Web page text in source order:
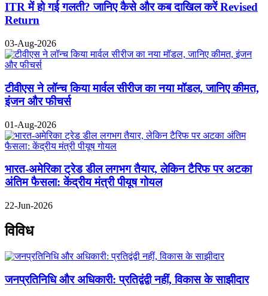
ITR में हो गई गलती? जानिए कैसे और कब दाखिल करें Revised
Return
03-Aug-2026
टीवीएस ने लॉन्च किया मार्वल सीरीज का नया मॉडल, जानिए कीमत,
इंजन और फीचर्स
01-Aug-2026
भारत-अमेरिका ट्रेड डील लगभग तैयार, लेकिन टैरिफ पर अटका
अंतिम फैसला: केंद्रीय मंत्री पीयूष गोयल
22-Jun-2026
विविध
जनप्रतिनिधि और अधिकारी: प्रतिद्वंद्वी नहीं, विकास के साझीदार